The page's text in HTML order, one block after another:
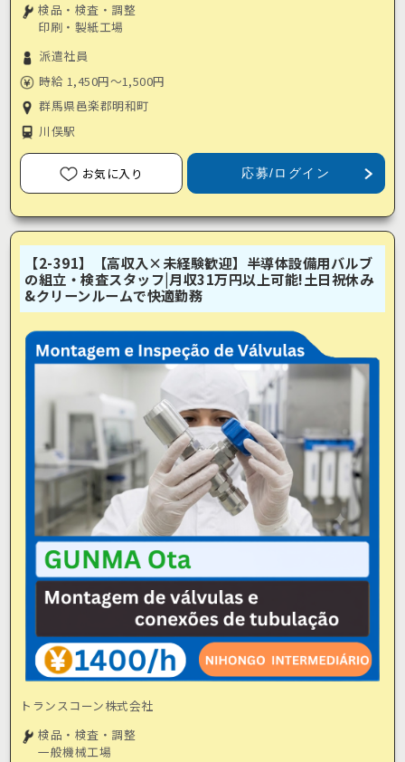
検品・検査・調整
印刷・製紙工場
派遣社員
時給 1,450円～1,500円
群馬県邑楽郡明和町
川俣駅
お気に入り 応募/ログイン
【2-391】【高収入×未経験歓迎】半導体設備用バルブ
の組立・検査スタッフ|月収31万円以上可能!土日祝休み
&クリーンルームで快適勤務
トランスコーン株式会社
検品・検査・調整
一般機械工場